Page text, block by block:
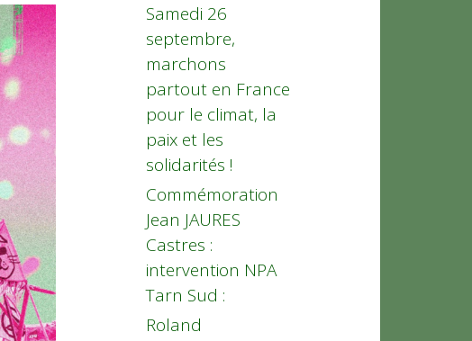
Samedi 26
septembre,
marchons
partout en France
pour le climat, la
paix et les
solidarités !
Commémoration
Jean JAURES
Castres :
intervention NPA
Tarn Sud :
Roland